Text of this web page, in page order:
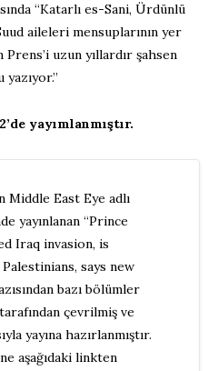
“Katarlı es-Sani, Ürdünlü
aileleri mensuplarının yer
uzun yıllardır şahsen
yazıyor.”
yayımlanmıştır.
Middle East Eye adlı
yayınlanan “Prince
Iraq invasion, is
says new
bazı bölümler
çevrilmiş ve
yayına hazırlanmıştır.
aşağıdaki linkten